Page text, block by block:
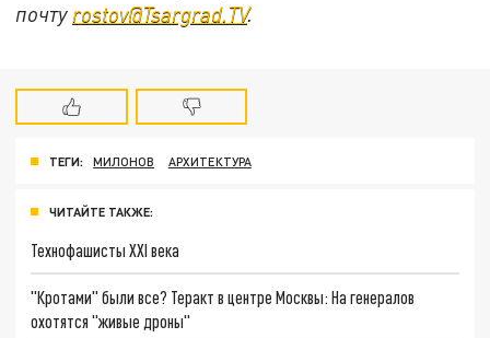
почту rostov@Tsargrad.ТV.
ТЕГИ: МИЛОНОВ АРХИТЕКТУРА
ЧИТАЙТЕ ТАКЖЕ:
Технофашисты XXI века
"Кротами" были все? Теракт в центре Москвы: На генералов
охотятся "живые дроны"